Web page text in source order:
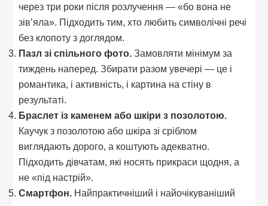
через три роки після розлучення — «бо вона не
зів’яла». Підходить тим, хто любить символічні речі
без клопоту з доглядом.
Пазл зі спільного фото. Замовляти мінімум за
тиждень наперед. Збирати разом увечері — це і
романтика, і активність, і картина на стіну в
результаті.
Браслет із каменем або шкіри з позолотою.
Каучук з позолотою або шкіра зі сріблом
виглядають дорого, а коштують адекватно.
Підходить дівчатам, які носять прикраси щодня, а
не «під настрій».
Смартфон. Найпрактичніший і найочікуваніший